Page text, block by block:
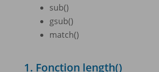
sub()
gsub()
match()
1. Fonction length()